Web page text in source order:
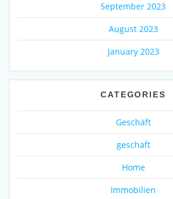
September 2023
August 2023
January 2023
CATEGORIES
Geschäft
geschaft
Home
Immobilien